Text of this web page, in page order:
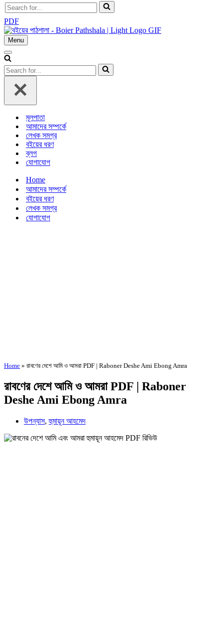
Search
for...
PDF
Menu
Navigation
Navigation
Menu
Search
for...
মূলপাতা
আমাদের সম্পর্কে
লেখক সমগ্র
বইয়ের ধরণ
ব্লগ
যোগাযোগ
Home
আমাদের সম্পর্কে
বইয়ের ধরণ
লেখক সমগ্র
যোগাযোগ
Home » রাবণের দেশে আমি ও আমরা PDF | Raboner Deshe Ami Ebong Amra
রাবণের দেশে আমি ও আমরা PDF | Raboner
Deshe Ami Ebong Amra
উপন্যাস,হুমায়ূন আহমেদ